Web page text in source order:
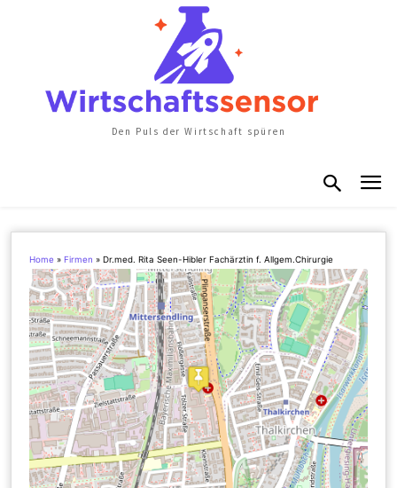
Den Puls der Wirtschaft spüren
Home » Firmen »Dr.med. Rita Seen-Hibler Fachärztin f. Allgem.Chirurgie